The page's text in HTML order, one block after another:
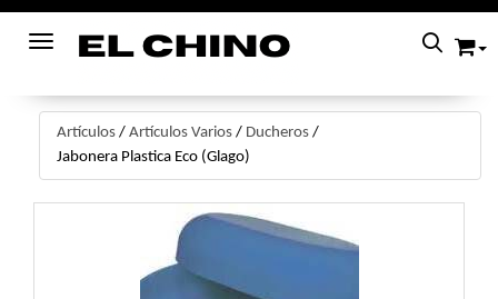
Toggle navigation
Artículos / Artículos Varios / Ducheros /
Jabonera Plastica Eco (Glago)